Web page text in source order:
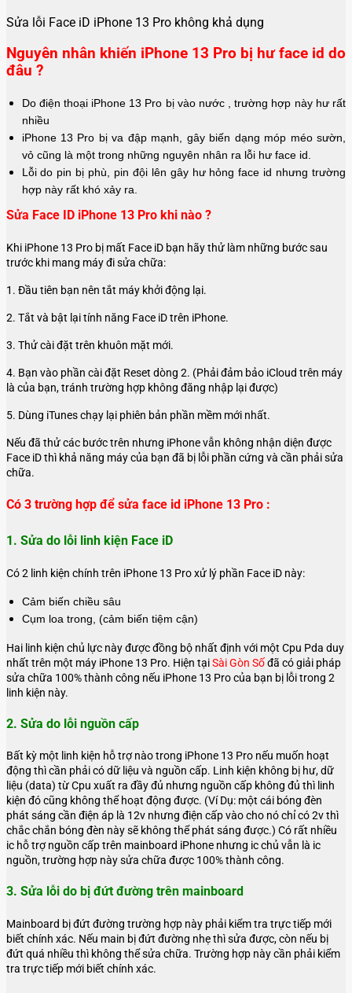
Sửa lỗi Face iD iPhone 13 Pro không khả dụng
Nguyên nhân khiến iPhone 13 Pro bị hư face id do
đâu ?
Do điện thoại iPhone 13 Pro bị vào nước , trường hợp này hư rất
nhiều
iPhone 13 Pro bị va đập mạnh, gây biến dạng móp méo sườn,
vỏ cũng là một trong những nguyên nhân ra lỗi hư face id.
Lỗi do pin bị phù, pin đội lên gây hư hỏng face id nhưng trường
hợp này rất khó xảy ra.
Sửa Face ID iPhone 13 Pro khi nào ?
Khi iPhone 13 Pro bị mất Face iD bạn hãy thử làm những bước sau
trước khi mang máy đi sửa chữa:
1. Đầu tiên bạn nên tắt máy khởi động lại.
2. Tắt và bật lại tính năng Face iD trên iPhone.
3. Thử cài đặt trên khuôn mặt mới.
4. Bạn vào phần cài đặt Reset dòng 2. (Phải đảm bảo iCloud trên máy
là của bạn, tránh trường hợp không đăng nhập lại được)
5. Dùng iTunes chạy lại phiên bản phần mềm mới nhất.
Nếu đã thử các bước trên nhưng iPhone vẫn không nhận diện được
Face iD thì khả năng máy của bạn đã bị lỗi phần cứng và cần phải sửa
chữa.
Có 3 trường hợp để sửa face id iPhone 13 Pro :
1. Sửa do lỗi linh kiện Face iD
Có 2 linh kiện chính trên iPhone 13 Pro xử lý phần Face iD này:
Cảm biến chiều sâu
Cụm loa trong, (cảm biến tiệm cận)
Hai linh kiện chủ lực này được đồng bộ nhất định với một Cpu Pda duy
nhất trên một máy iPhone 13 Pro. Hiện tạiSài Gòn Sốđã có giải pháp
sửa chữa 100% thành công nếu iPhone 13 Pro của bạn bị lỗi trong 2
linh kiện này.
2. Sửa do lỗi nguồn cấp
Bất kỳ một linh kiện hỗ trợ nào trong iPhone 13 Pro nếu muốn hoạt
động thì cần phải có dữ liệu và nguồn cấp. Linh kiện không bị hư, dữ
liệu (data) từ Cpu xuất ra đầy đủ nhưng nguồn cấp không đủ thì linh
kiện đó cũng không thể hoạt động được. (Ví Dụ: một cái bóng đèn
phát sáng cần điện áp là 12v nhưng điện cấp vào cho nó chỉ có 2v thì
chắc chắn bóng đèn này sẽ không thể phát sáng được.) Có rất nhiều
ic hỗ trợ nguồn cấp trên mainboard iPhone nhưng ic chủ vẫn là ic
nguồn, trường hợp này sửa chữa được 100% thành công.
3. Sửa lỗi do bị đứt đường trên mainboard
Mainboard bị đứt đường trường hợp này phải kiểm tra trực tiếp mới
biết chính xác. Nếu main bị đứt đường nhẹ thì sửa được, còn nếu bị
đứt quá nhiều thì không thể sửa chữa. Trường hợp này cần phải kiểm
tra trực tiếp mới biết chính xác.